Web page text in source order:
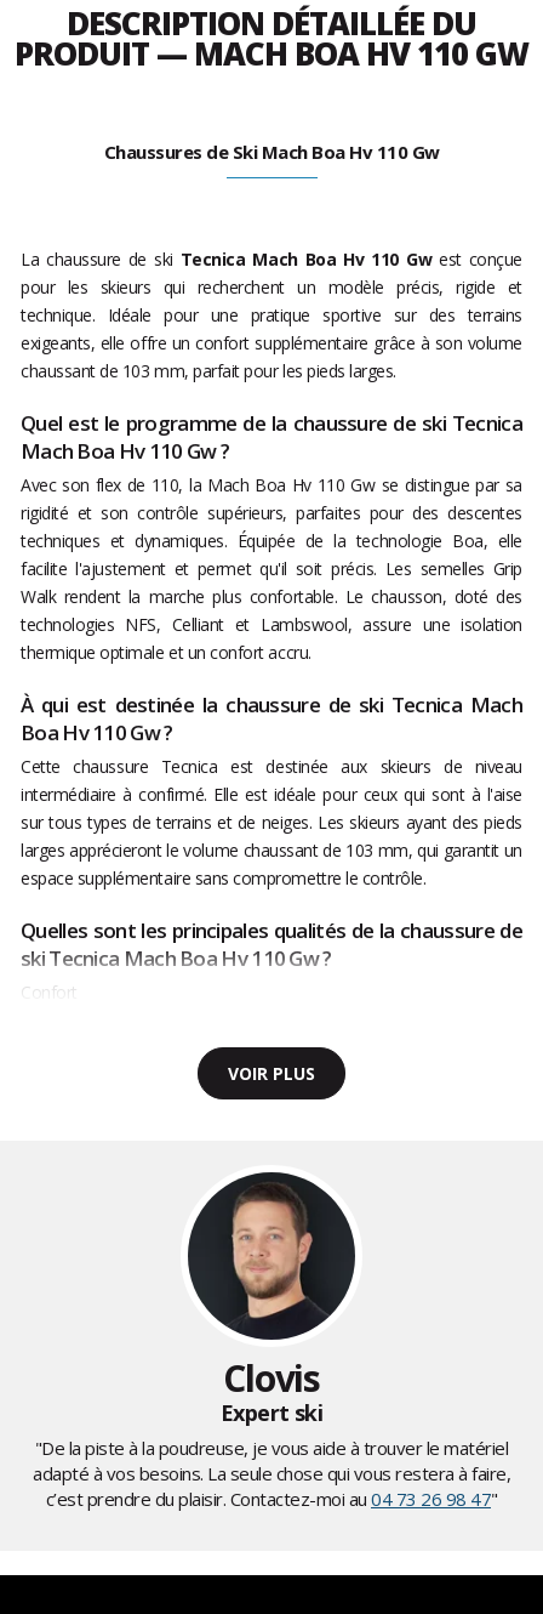
DESCRIPTION DÉTAILLÉE DU
PRODUIT — MACH BOA HV 110 GW
Chaussures de Ski Mach Boa Hv 110 Gw
La chaussure de ski Tecnica Mach Boa Hv 110 Gwest conçue
pour les skieurs qui recherchent un modèle précis, rigide et
technique. Idéale pour une pratique sportive sur des terrains
exigeants, elle offre un confort supplémentaire grâce à son volume
chaussant de 103 mm, parfait pour les pieds larges.
Quel est le programme de la chaussure de ski Tecnica
Mach Boa Hv 110 Gw ?
Avec son flex de 110, la Mach Boa Hv 110 Gw se distingue par sa
rigidité et son contrôle supérieurs, parfaites pour des descentes
techniques et dynamiques. Équipée de la technologie Boa, elle
facilite l'ajustement et permet qu'il soit précis. Les semelles Grip
Walk rendent la marche plus confortable. Le chausson, doté des
technologies NFS, Celliant et Lambswool, assure une isolation
thermique optimale et un confort accru.
À qui est destinée la chaussure de ski Tecnica Mach
Boa Hv 110 Gw ?
Cette chaussure Tecnica est destinée aux skieurs de niveau
intermédiaire à confirmé. Elle est idéale pour ceux qui sont à l'aise
sur tous types de terrains et de neiges. Les skieurs ayant des pieds
larges apprécieront le volume chaussant de 103 mm, qui garantit un
espace supplémentaire sans compromettre le contrôle.
Quelles sont les principales qualités de la chaussure de
ski Tecnica Mach Boa Hv 110 Gw ?
Confort
VOIR PLUS
Clovis
Expert ski
"De la piste à la poudreuse, je vous aide à trouver le matériel
adapté à vos besoins. La seule chose qui vous restera à faire,
c’est prendre du plaisir. Contactez-moi au 04 73 26 98 47"